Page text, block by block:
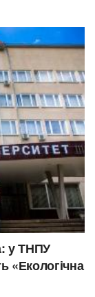
у ТНПУ
«Екологічна